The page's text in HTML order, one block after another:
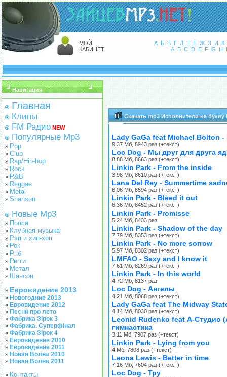
МОЙ
КАБИНЕТ
А Б В Г Д Е Ё Ж З И
К
A B C D E F G H I
Навигация
Главная
Клипы
FM Радио NEW
Популярные Mp3
» Pop
» Club
» Rap/Hip-hop
» Rock
» R&B
» Reggae
» Metal
» Shanson
Новые Mp3
» Попса
» Клубная музыка
» Рэп и хип-хоп
» Рок
» Рнб
» Регги
» Метал
» Шансон
» Евровидение 2013
» Новогодние 2013
» Евровидение 2012
» Песни про лето
» Фабрика Зірок 3
» Фабрика. Суперфінал
» Фабрика Зірок 4
» Евровидение 2010
» Евровидение 2011
» Новая Волна 2010
» Новая Волна 2011
» Контакты
Скачать mp3 Исполнители на букву
Lady GaGa feat Michael Bolton -
9.37 Мб, 8943 раз (+текст)
Loc Dog - Мы друг для друга яд
8.88 Мб, 8663 раз (+текст)
Linkin Park - From the inside
3.98 Мб, 8610 раз (+текст)
Lana Del Rey - Summertime
6.06 Мб, 8594 раз (+текст)
Linkin Park - Bleed it out
6.36 Мб, 8452 раз (+текст)
Linkin Park - Promisse
5.24 Мб, 8433 раз
Linkin Park - Shadow of the day
7.79 Мб, 8353 раз (+текст)
Linkin Park - No more sorrow
5.97 Мб, 8302 раз (+текст)
LMFAO - Sexy and I know it
7.61 Мб, 8269 раз (+текст)
Linkin Park - In this world
4.72 Мб, 8137 раз
Loc Dog - Ангелы
4.21 Мб, 8068 раз (+текст)
Lady GaGa feat The Midway
4.14 Мб, 8030 раз (+текст)
Leonid Rudenko feat А-Студио
гимнастика
3.11 Мб, 7907 раз (+текст)
Linkin Park - Lying from you
4 Мб, 7808 раз (+текст)
Leona Lewis - Better in time
7.16 Мб, 7604 раз (+текст)
Loc Dog - Тру